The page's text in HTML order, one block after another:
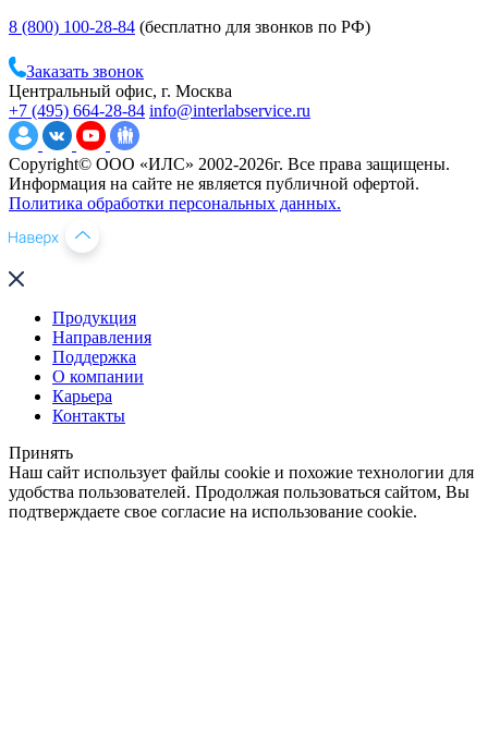
8 (800) 100-28-84 (бесплатно для звонков по РФ)
Заказать звонок
Центральный офис, г. Москва
+7 (495) 664-28-84 info@interlabservice.ru
Copyright© ООО «ИЛС» 2002-2026г. Все права защищены.
Информация на сайте не является публичной офертой.
Политика обработки персональных данных.
Продукция
Направления
Поддержка
О компании
Карьера
Контакты
Принять
Наш сайт использует файлы cookie и похожие технологии для
удобства пользователей. Продолжая пользоваться сайтом, Вы
подтверждаете свое согласие на использование cookie.